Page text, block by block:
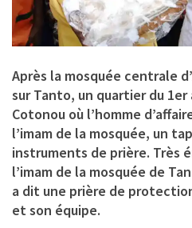
Après la mosquée centrale
sur Tanto, un quartier du
Cotonou où l’homme
l’imam de la mosquée, un
instruments de prière. Très
l’imam de la mosquée de
a dit une prière de
et son équipe.